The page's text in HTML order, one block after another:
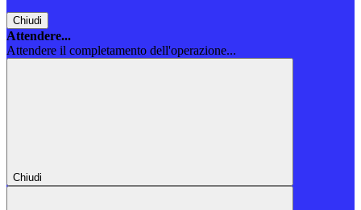
Chiudi
Attendere...
Attendere il completamento dell'operazione...
Chiudi